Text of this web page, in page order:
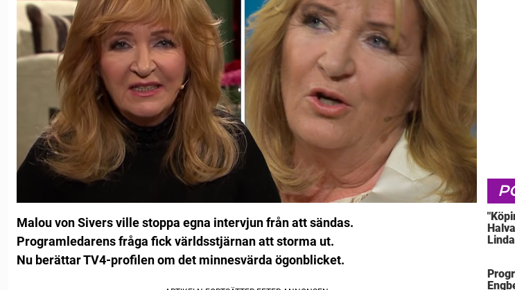
Malou von Sivers ville stoppa egna intervjun från att sändas.
Programledarens fråga fick världsstjärnan att storma ut.
Nu berättar TV4-profilen om det minnesvärda ögonblicket.